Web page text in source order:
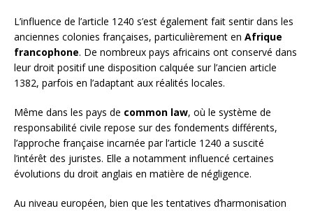
L’influence de l’article 1240 s’est également fait sentir dans les
anciennes colonies françaises, particulièrement en Afrique
francophone. De nombreux pays africains ont conservé dans
leur droit positif une disposition calquée sur l’ancien article
1382, parfois en l’adaptant aux réalités locales.
Même dans les pays de common law, où le système de
responsabilité civile repose sur des fondements différents,
l’approche française incarnée par l’article 1240 a suscité
l’intérêt des juristes. Elle a notamment influencé certaines
évolutions du droit anglais en matière de négligence.
Au niveau européen, bien que les tentatives d’harmonisation